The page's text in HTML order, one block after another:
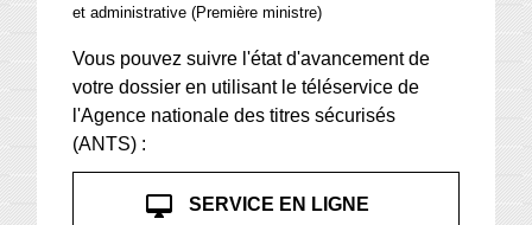
et administrative (Première ministre)
Vous pouvez suivre l'état d'avancement de
votre dossier en utilisant le téléservice de
l'Agence nationale des titres sécurisés
(ANTS) :
desktop_mac SERVICE EN LIGNE